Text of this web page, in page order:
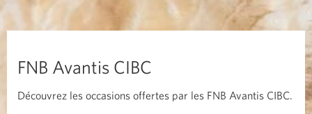
FNB.
FNB Avantis CIBC
Découvrez les occasions offertes par les FNB Avantis CIBC.